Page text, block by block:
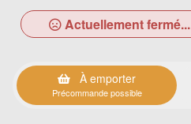
Actuellement fermé...
À emporter
Précommande possible